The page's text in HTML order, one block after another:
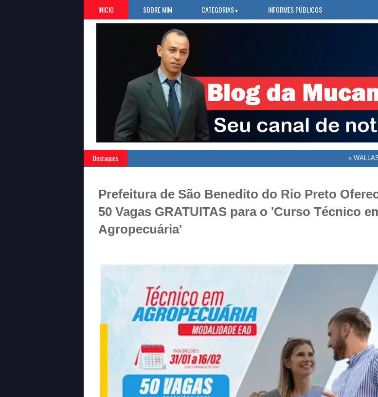
INICIO SOBRE MIM CATEGORIAS▼ INFORMES PÚBLICOS
Destaques WALLAS
Prefeitura de São Benedito do Rio Preto
50 Vagas GRATUITAS para o 'Curso Técnico
Agropecuária'